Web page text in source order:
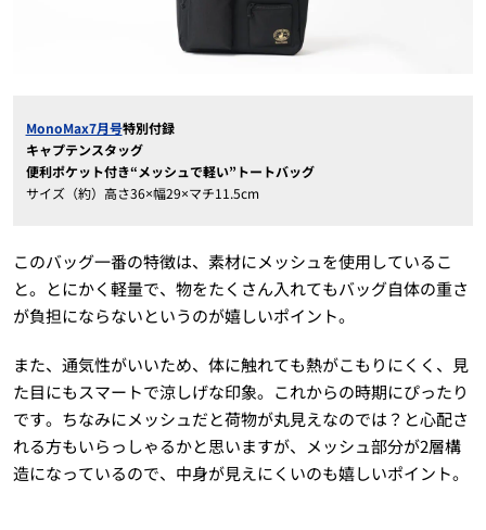
MonoMax7月号特別付録
キャプテンスタッグ
便利ポケット付き“メッシュで軽い”トートバッグ
サイズ（約）高さ36×幅29×マチ11.5cm
このバッグ一番の特徴は、素材にメッシュを使用しているこ
と。とにかく軽量で、物をたくさん入れてもバッグ自体の重さ
が負担にならないというのが嬉しいポイント。
また、通気性がいいため、体に触れても熱がこもりにくく、見
た目にもスマートで涼しげな印象。これからの時期にぴったり
です。ちなみにメッシュだと荷物が丸見えなのでは？と心配さ
れる方もいらっしゃるかと思いますが、メッシュ部分が2層構
造になっているので、中身が見えにくいのも嬉しいポイント。